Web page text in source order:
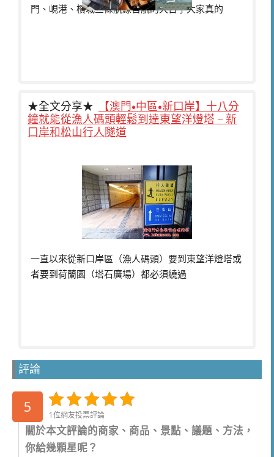
門、峴港、檳城三條航線首航的大日子大家真的
★全文分享★
【澳門•中區•新口岸】十八分
鐘就能從漁人碼頭輕鬆到達東望洋燈塔 – 新
口岸和松山行人隧道
一直以來從新口岸區（漁人碼頭）要到東望洋燈塔或
者要到荷蘭園（塔石廣場）都必須繞過
評論
5 1位網友投票評論
關於本文評論的商家、商品、景點、議題、方法，
你給幾顆星呢？